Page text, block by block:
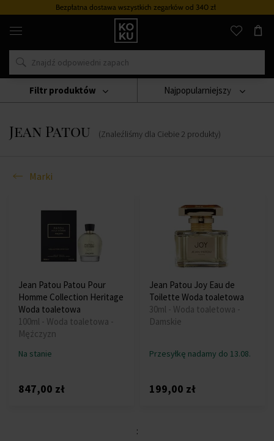
Bezpłatna dostawa wszystkich zegarkówod 340 zł
Oryginalne
perfumy
zegarki
w
miejscu
Marki
Jean Patou
Jean Patou (Znaleźliśmy dla Ciebie 2 produkty)
Najpopularniejszy
Marki
Filtr produktów
Jean Patou Patou Pour
Homme Collection Heritage
Woda toaletowa
100ml - Woda toaletowa -
Mężczyzn
Na stanie
847,00 zł
Jean Patou Joy Eau de
Toilette Woda toaletowa
30ml - Woda toaletowa -
Damskie
Przesyłkę nadamy do 13.08.
199,00 zł
: